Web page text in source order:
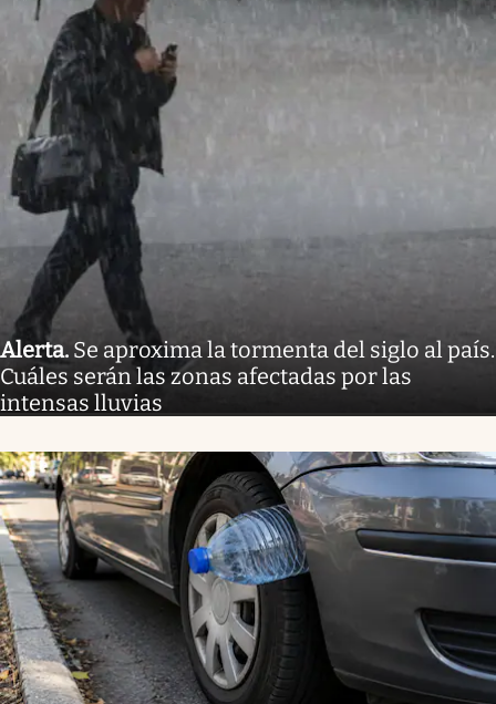
Alerta. Se aproxima la tormenta del siglo al país.
Cuáles serán las zonas afectadas por las
intensas lluvias